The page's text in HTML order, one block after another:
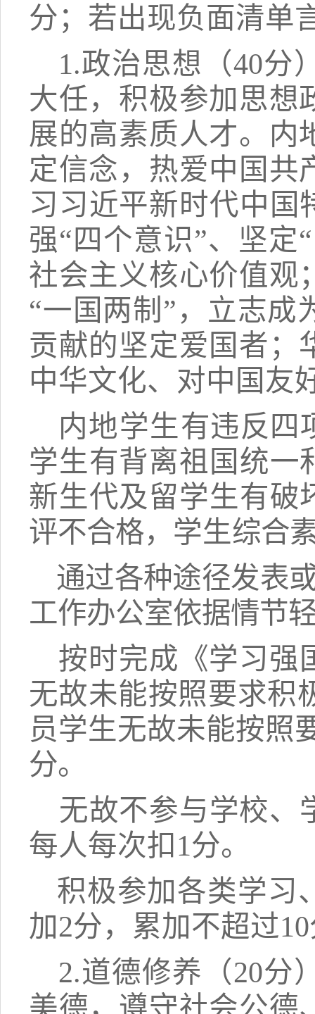
分；若出现负面清单
1.政治思想（40分
大任，积极参加思想
展的高素质人才。 内
定信念，热爱中国共
习习近平新时代中国
强“四个意识”、坚定
社会主义核心价值观
“一国两制”，立志成
贡献的坚定爱国者；
中华文化、对中国友
内地学生有违反四
学生有背离祖国统一
新生代及留学生有破
评不合格， 学生综合
通过各种途径发表
工作办公室依据情节
按时完成《学习强
无故未能按照要求积
员学生无故未能按照
分。
无故不参与学校、
每人每次扣 1分。
积极参加各类学习
加2分，累加不超过
2.道德修养（20分